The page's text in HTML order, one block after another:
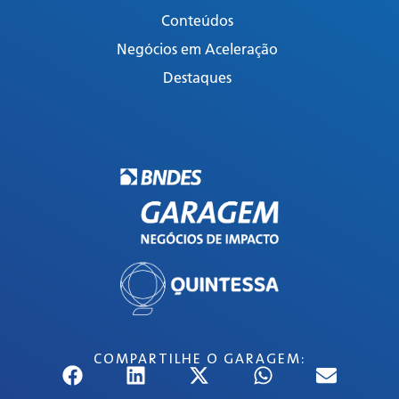
COMPARTILHE O GARAGEM:
Conteúdos
Negócios em Aceleração
Destaques